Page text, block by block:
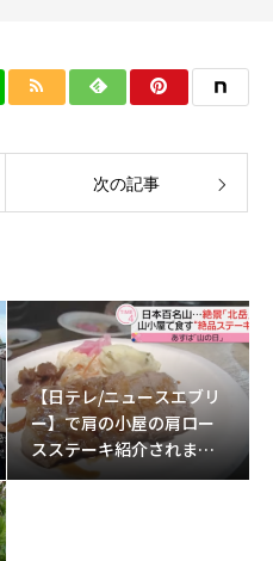
次の記事
【日テレ/ニュースエブリ
ー】で肩の小屋の肩ロー
スステーキ紹介されまし
た。